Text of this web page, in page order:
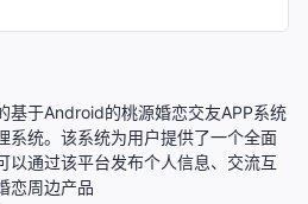
基于Android的桃源婚恋交友APP系统
系统。该系统为用户提供了一个全面
以通过该平台发布个人信息、交流互
恋周边产品